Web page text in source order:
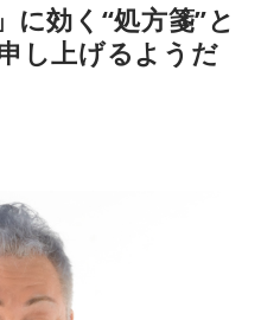
作を読みました。それで、0
をくべて火種を燃やしてい
ちゃ燃えていくみたいな。
分だけでやっていくぞ！」
楽を作っているとき
テーマとして曲を書かせて
ナルな部分が出た作品にな
って探っている曲ですよ
注目を集め、国内大型ロッ
「SXSW（サウス・バイ・
ツアーの開催など、海外で
年公開の映画「惡の華」で
4月から放送されたテレビド
ほのかさんが劇伴を担当。
ーの開催が決定していま
に効く“処方箋”と
し上げるようだ